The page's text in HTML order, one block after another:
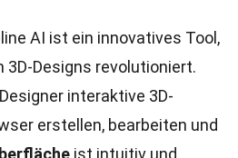
AI ist ein innovatives Tool,
3D-Designs revolutioniert.
interaktive 3D-
erstellen, bearbeiten und
ist intuitiv und